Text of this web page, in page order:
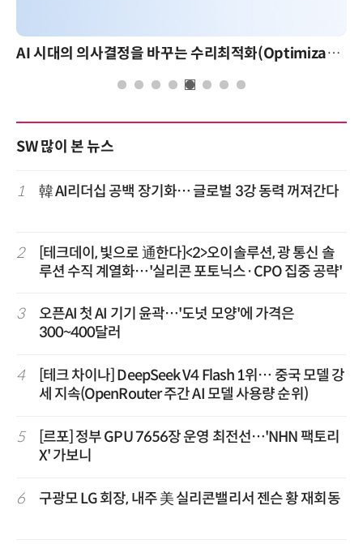
AI 시대의 의사결정을 바꾸는 수리최적화(Optimization): 실제 산업 적용 사례와 활용 전략
SW 많이 본 뉴스
1 韓 AI리더십 공백 장기화… 글로벌 3강 동력 꺼져간다
2
[테크데이, 빛으로 通한다]<2>오이솔루션, 광 통신 솔
루션 수직 계열화…'실리콘 포토닉스·CPO 집중 공략'
3
오픈AI 첫 AI 기기 윤곽…'도넛 모양'에 가격은
300~400달러
4
[테크 차이나] DeepSeek V4 Flash 1위… 중국 모델 강
세 지속(OpenRouter 주간 AI 모델 사용량 순위)
5
[르포] 정부 GPU 7656장 운영 최전선…'NHN 팩토리
X' 가보니
6 구광모 LG 회장, 내주 美 실리콘밸리서 젠슨 황 재회동